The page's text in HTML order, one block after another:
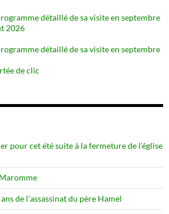
détaillé de sa visite en septembre
2026
détaillé de sa visite en septembre
de clic
pour cet été suite à la fermeture de l’église
de l’assassinat du père Hamel